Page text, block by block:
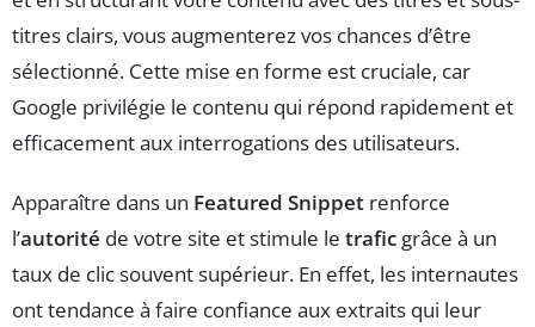
titres clairs, vous augmenterez vos chances d’être
sélectionné. Cette mise en forme est cruciale, car
Google privilégie le contenu qui répond rapidement et
efficacement aux interrogations des utilisateurs.
Apparaître dans un Featured Snippet renforce
l’autorité de votre site et stimule le trafic grâce à un
taux de clic souvent supérieur. En effet, les internautes
ont tendance à faire confiance aux extraits qui leur